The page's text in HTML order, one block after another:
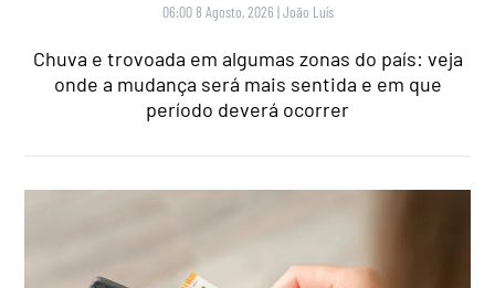
06:00 8 Agosto, 2026 |João Luís
Chuva e trovoada em algumas zonas do país: veja
onde a mudança será mais sentida e em que
período deverá ocorrer